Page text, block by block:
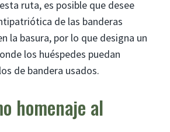
ruta, es posible que desee
de las banderas
la basura, por lo que designa un
los huéspedes puedan
de bandera usados.
homenaje al